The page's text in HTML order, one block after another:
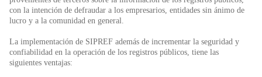
con la intención de defraudar a los empresarios, entidades sin ánimo de
lucro y a la comunidad en general.
La implementación de SIPREF además de incrementar la seguridad y
confiabilidad en la operación de los registros públicos, tiene las
siguientes ventajas: